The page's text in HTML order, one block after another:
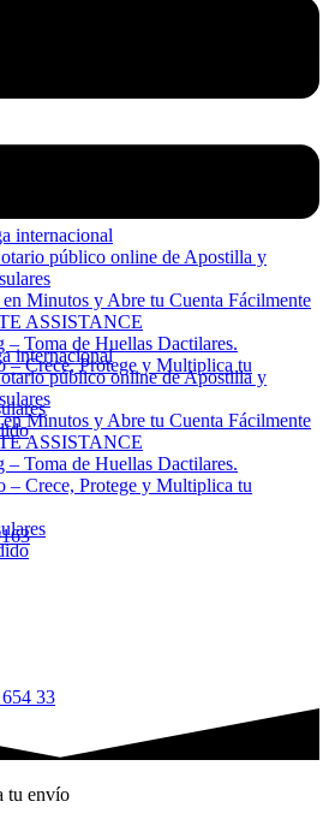
internacional
público online de Apostilla y
Minutos y Abre tu Cuenta Fácilmente
ASSISTANCE
– Toma de Huellas Dactilares.
– Crece, Protege y Multiplica tu
internacional
público online de Apostilla y
Minutos y Abre tu Cuenta Fácilmente
ASSISTANCE
– Toma de Huellas Dactilares.
– Crece, Protege y Multiplica tu
33
tu envío